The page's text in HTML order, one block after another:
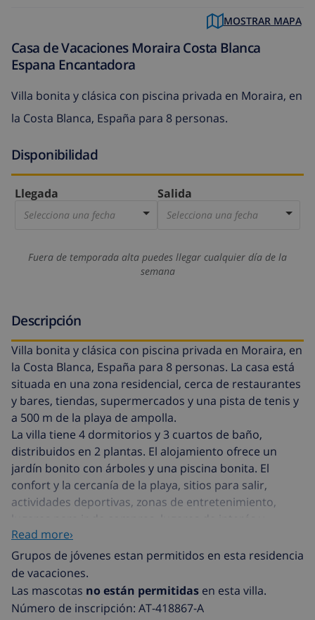
MOSTRAR MAPA
Casa de Vacaciones Moraira Costa Blanca
Espana Encantadora
Villa bonita y clásica con piscina privada en Moraira, en
la Costa Blanca, España para 8 personas.
Disponibilidad
Llegada
Selecciona una fecha
Salida
Selecciona una fecha
Fuera de temporada alta puedes llegar cualquier día de la
semana
Descripción
Villa bonita y clásica con piscina privada en Moraira, en
la Costa Blanca, España para 8 personas. La casa está
situada en una zona residencial, cerca de restaurantes
y bares, tiendas, supermercados y una pista de tenis y
a 500 m de la playa de ampolla.
La villa tiene 4 dormitorios y 3 cuartos de baño,
distribuidos en 2 plantas. El alojamiento ofrece un
jardín bonito con árboles y una piscina bonita. El
confort y la cercanía de la playa, sitios para salir,
actividades deportivas, zonas de entretenimiento,
lugares para ir de compras, lugares de interés y
cultura hacen de esta villa un alojamiento apropiado
para pasar sus vacaciones en España con su familia,
sus amigos y sus mascotas.
Interior de la villa
Read more›
Grupos de jóvenes estan permitidos en esta residencia
de vacaciones.
Las mascotas no están permitidas en esta villa.
Número de inscripción: AT-418867-A